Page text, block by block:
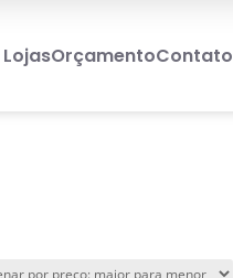
LojasOrçamentoContato